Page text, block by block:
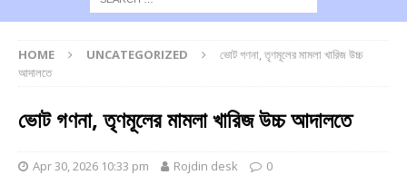
HOME UNCATEGORIZED
ভোট গণনা, তৃণমূলের মামলা খারিজ উচ্চ
আদালতে
ভোট গণনা, তৃণমূলের মামলা খারিজ উচ্চ আদালতে
Apr 30, 2026 10:33 pm Rojdin desk 0